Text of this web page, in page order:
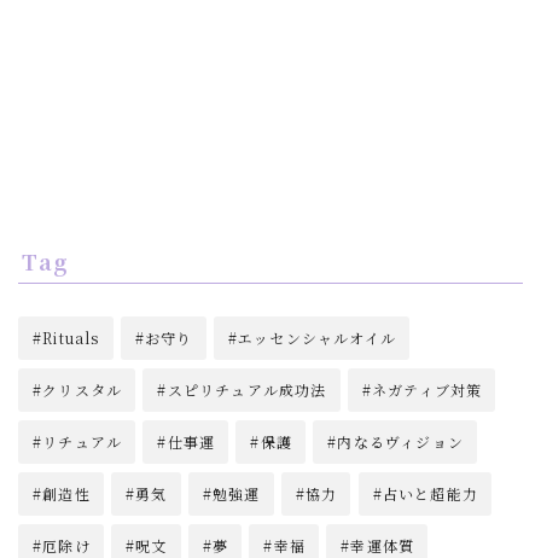
Tag
Rituals お守り エッセンシャルオイル
クリスタル スピリチュアル成功法 ネガティブ対策
リチュアル 仕事運 保護 内なるヴィジョン
創造性 勇気 勉強運 協力 占いと超能力
厄除け 呪文 夢 幸福 幸運体質